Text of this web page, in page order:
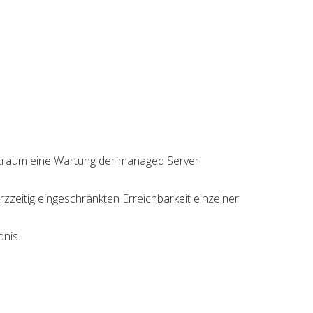
eine Wartung der managed Server
eingeschränkten Erreichbarkeit einzelner